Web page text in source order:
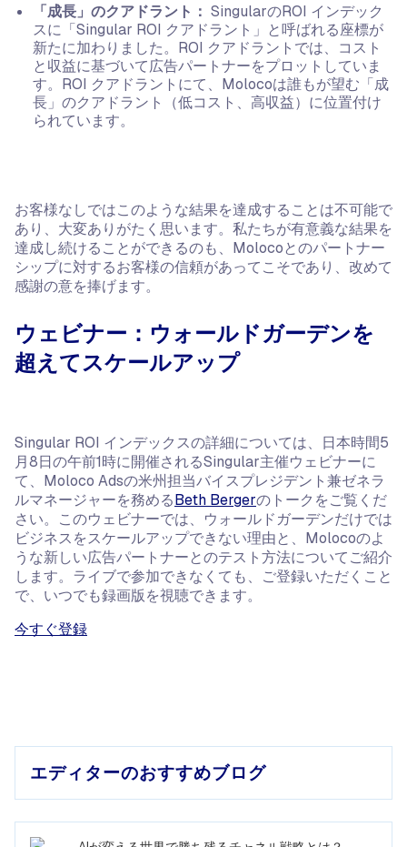
「成長」のクアドラント： SingularのROI インデック
スに「Singular ROI クアドラント」と呼ばれる座標が
新たに加わりました。ROI クアドラントでは、コスト
と収益に基づいて広告パートナーをプロットしていま
す。ROI クアドラントにて、Molocoは誰もが望む「成
長」のクアドラント（低コスト、高収益）に位置付け
られています。
お客様なしではこのような結果を達成することは不可能で
あり、大変ありがたく思います。私たちが有意義な結果を
達成し続けることができるのも、Molocoとのパートナー
シップに対するお客様の信頼があってこそであり、改めて
感謝の意を捧げます。
ウェビナー：ウォールドガーデンを
超えてスケールアップ
Singular ROI インデックスの詳細については、日本時間5
月8日の午前1時に開催されるSingular主催ウェビナーに
て、Moloco Adsの米州担当バイスプレジデント兼ゼネラ
ルマネージャーを務めるBeth Bergerのトークをご覧くだ
さい。このウェビナーでは、ウォールドガーデンだけでは
ビジネスをスケールアップできない理由と、Molocoのよ
うな新しい広告パートナーとのテスト方法についてご紹介
します。ライブで参加できなくても、ご登録いただくこと
で、いつでも録画版を視聴できます。
今すぐ登録
エディターのおすすめブログ